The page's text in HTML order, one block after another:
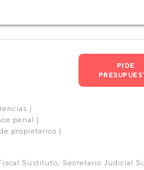
|
penal |
propietarios |
PIDE
Sustituto, Secretario Judicial